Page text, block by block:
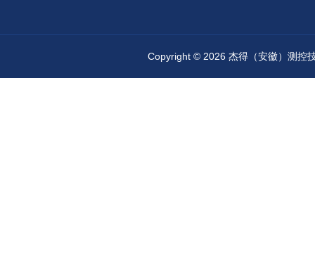
Copyright © 2026 杰得（安徽）测